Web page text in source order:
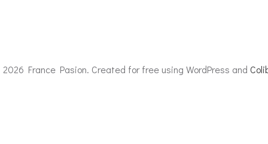
France Pasion. Created for free using WordPress and